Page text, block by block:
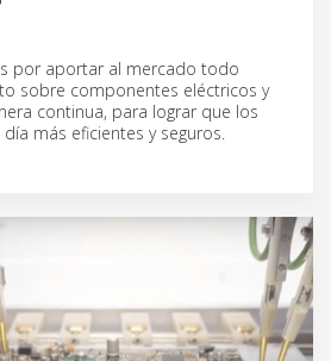
por aportar al mercado todo
sobre componentes eléctricos y
continua, para lograr que los
más eficientes y seguros.